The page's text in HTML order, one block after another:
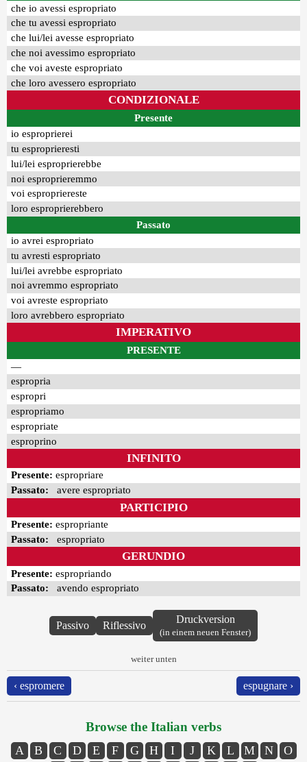
che io avessi espropriato
che tu avessi espropriato
che lui/lei avesse espropriato
che noi avessimo espropriato
che voi aveste espropriato
che loro avessero espropriato
CONDIZIONALE
Presente
io esproprierei
tu esproprieresti
lui/lei esproprierebbe
noi esproprieremmo
voi espropriereste
loro esproprierebbero
Passato
io avrei espropriato
tu avresti espropriato
lui/lei avrebbe espropriato
noi avremmo espropriato
voi avreste espropriato
loro avrebbero espropriato
IMPERATIVO
PRESENTE
—
espropria
espropri
espropriamo
espropriate
esproprino
INFINITO
Presente: espropriare
Passato: avere espropriato
PARTICIPIO
Presente: espropriante
Passato: espropriato
GERUNDIO
Presente: espropriando
Passato: avendo espropriato
Passivo Riflessivo
Druckversion
(in einem neuen Fenster)
weiter unten
‹ espromere espugnare ›
Browse the Italian verbs
A B C D E F G H I J K L M N
O